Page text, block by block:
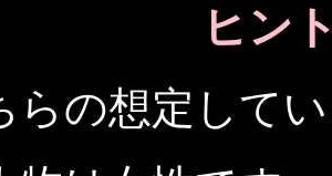
ヒン
想定してい